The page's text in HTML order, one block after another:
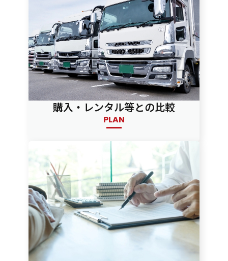
購入・レンタル等との比較
PLAN